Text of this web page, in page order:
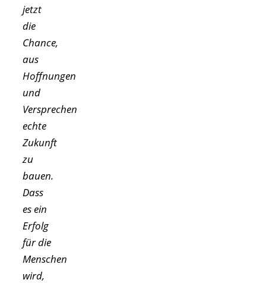
jetzt
die
Chance,
aus
Hoffnungen
und
Versprechen
echte
Zukunft
zu
bauen.
Dass
es ein
Erfolg
für die
Menschen
wird,